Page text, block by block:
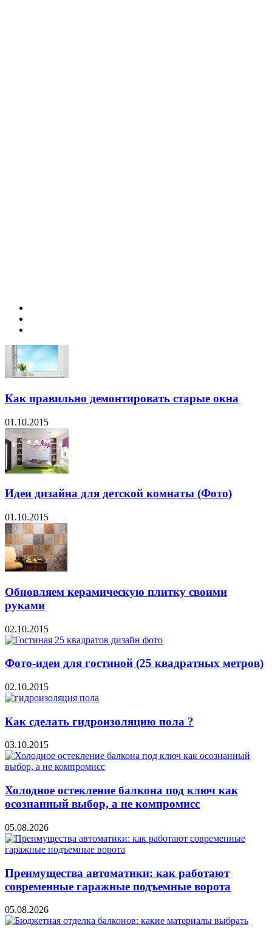
Как правильно демонтировать старые окна
01.10.2015
Идеи дизайна для детской комнаты (Фото)
01.10.2015
Обновляем керамическую плитку своими
руками
02.10.2015
Фото-идеи для гостиной (25 квадратных метров)
02.10.2015
Как сделать гидроизоляцию пола ?
03.10.2015
Холодное остекление балкона под ключ как
осознанный выбор, а не компромисс
05.08.2026
Преимущества автоматики: как работают
современные гаражные подъемные ворота
05.08.2026